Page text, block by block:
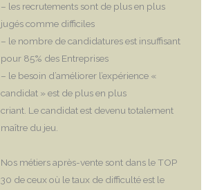
– les recrutements sont de plus en plus
jugés comme difficiles
– le nombre de candidatures est insuffisant
pour 85% des Entreprises
– le besoin d’améliorer l’expérience «
candidat » est de plus en plus
criant. Le candidat est devenu totalement
maître du jeu.
Nos métiers après-vente sont dans le TOP
30 de ceux où le taux de difficulté est le